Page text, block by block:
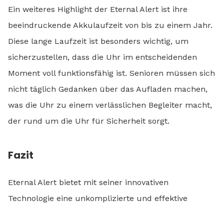
Ein weiteres Highlight der Eternal Alert ist ihre
beeindruckende Akkulaufzeit von bis zu einem Jahr.
Diese lange Laufzeit ist besonders wichtig, um
sicherzustellen, dass die Uhr im entscheidenden
Moment voll funktionsfähig ist. Senioren müssen sich
nicht täglich Gedanken über das Aufladen machen,
was die Uhr zu einem verlässlichen Begleiter macht,
der rund um die Uhr für Sicherheit sorgt.
Fazit
Eternal Alert bietet mit seiner innovativen
Technologie eine unkomplizierte und effektive